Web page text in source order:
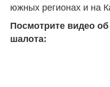
южных регионах и на
Посмотрите видео
шалота: